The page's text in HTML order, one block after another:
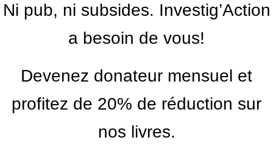
Ni pub, ni subsides. Investig’Action
a besoin de vous!
Devenez donateur mensuel et
profitez de 20% de réduction sur
nos livres.